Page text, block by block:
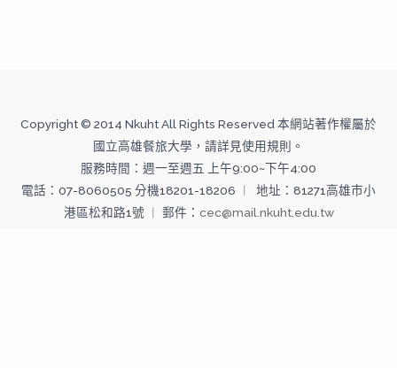
Copyright © 2014 Nkuht All Rights Reserved 本網站著作權屬於
國立高雄餐旅大學，請詳見使用規則。
服務時間：週一至週五 上午9:00~下午4:00
電話：07-8060505 分機18201-18206 ︱ 地址：81271高雄市小
港區松和路1號 ︱ 郵件： cec@mail.nkuht.edu.tw